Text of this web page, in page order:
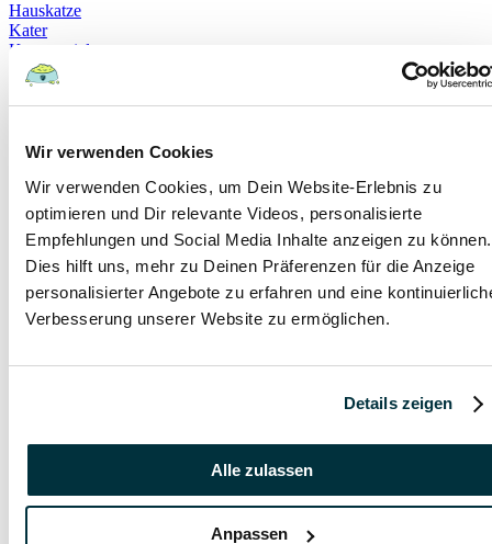
Wir verwenden Cookies
Wir verwenden Cookies, um Dein Website-Erlebnis zu
optimieren und Dir relevante Videos, personalisierte
Empfehlungen und Social Media Inhalte anzeigen zu können.
Dies hilft uns, mehr zu Deinen Präferenzen für die Anzeige
personalisierter Angebote zu erfahren und eine
Verbesserung unserer Website zu ermöglichen.
Details zeigen
Alle zulassen
Anpassen
Hauskatze
Kater
Katzenspielzeug
Kälte
Leckerlies
Leinenführigkeit
Schmerzen
Schlaf
Schlafplatz
Corona
Infektionskrankheiten
Anschaffung
Geschirr
Halsband
Rollig
Bewusstlosigkeit
Koordinationsstörung
Notfall